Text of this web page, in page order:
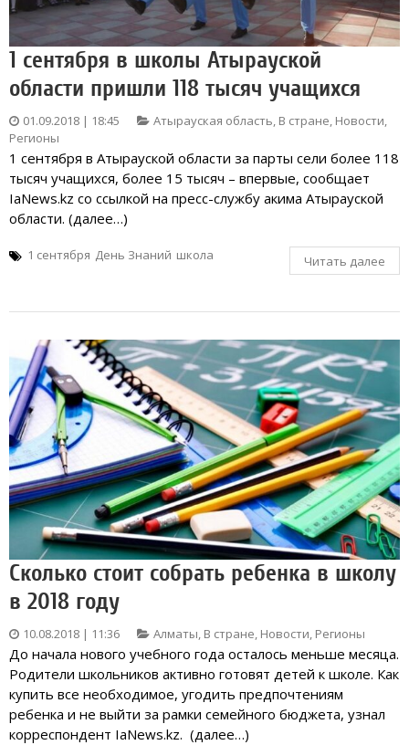
1 сентября в школы Атырауской
области пришли 118 тысяч учащихся
01.09.2018 | 18:45 Атырауская область, В стране, Новости,
Регионы
1 сентября в Атырауской области за парты сели более 118
тысяч учащихся, более 15 тысяч – впервые, сообщает
IaNews.kz со ссылкой на пресс-службу акима Атырауской
области. (далее…)
1 сентября День Знаний школа Читать далее
Сколько стоит собрать ребенка в школу
в 2018 году
10.08.2018 | 11:36 Алматы, В стране, Новости, Регионы
До начала нового учебного года осталось меньше месяца.
Родители школьников активно готовят детей к школе. Как
купить все необходимое, угодить предпочтениям
ребенка и не выйти за рамки семейного бюджета, узнал
корреспондент IaNews.kz. (далее…)